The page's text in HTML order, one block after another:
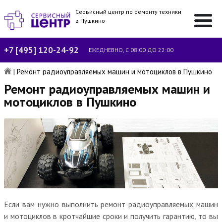
Сервисный центр по ремонту техники
в Пушкино
+7 [495] 120-24-92 ЕЖЕДНЕВНО, С 08:00 ДО 22:00
| Ремонт радиоуправляемых машин и мотоциклов в Пушкино
Ремонт радиоуправляемых машин и
мотоциклов в Пушкино
Если вам нужно выполнить ремонт радиоуправляемых машин
и мотоциклов в кротчайшие сроки и получить гарантию, то вы